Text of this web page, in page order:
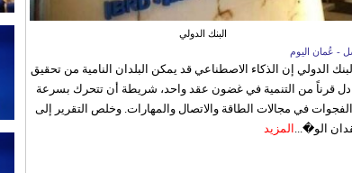
البنك الدولي
- عُمان اليوم
الدولي إن الذكاء الاصطناعي قد يمكن البلدان النامية من تحقيق
قرناً من التنمية في غضون عقد واحد، شريطة أن تتحرك بسرعة
في مجالات الطاقة والاتصال والمهارات. وخلص التقرير إلى
الو�... المزيد